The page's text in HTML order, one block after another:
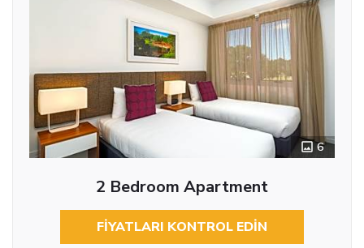
6
2 Bedroom Apartment
FIYATLARI KONTROL EDIN